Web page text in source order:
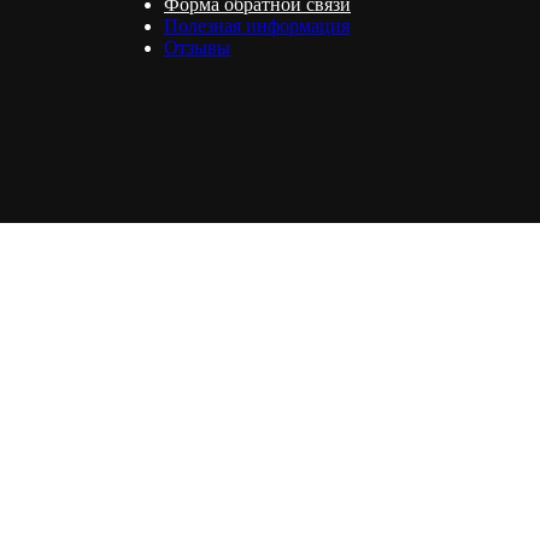
Форма обратной связи
Полезная информация
Отзывы